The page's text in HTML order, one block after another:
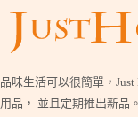
品味生活可以很簡單，
用品， 並且定期推出新品